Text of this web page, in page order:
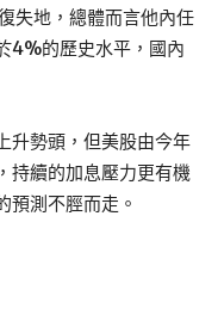
失地，總體而言他內任
4%的歷史水平，國內
升勢頭，但美股由今年
持續的加息壓力更有機
預測不脛而走。